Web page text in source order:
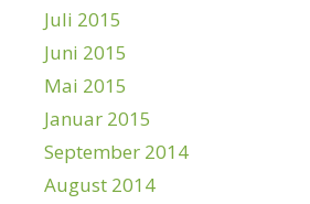
Juli 2015
Juni 2015
Mai 2015
Januar 2015
September 2014
August 2014